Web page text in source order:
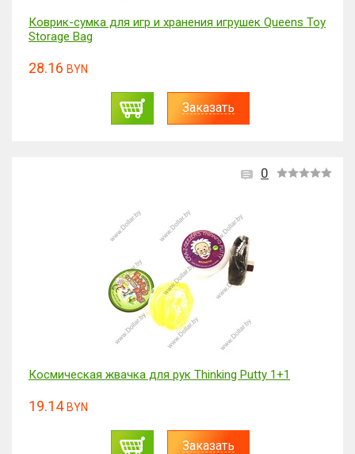
Коврик-сумка для игр и хранения игрушек Queens Toy
Storage Bag
28.16 BYN
Заказать
0
Космическая жвачка для рук Thinking Putty 1+1
19.14 BYN
Заказать